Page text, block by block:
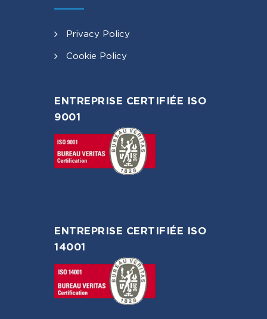
Privacy Policy
Cookie Policy
ENTREPRISE CERTIFIÉE ISO
9001
ENTREPRISE CERTIFIÉE ISO
14001